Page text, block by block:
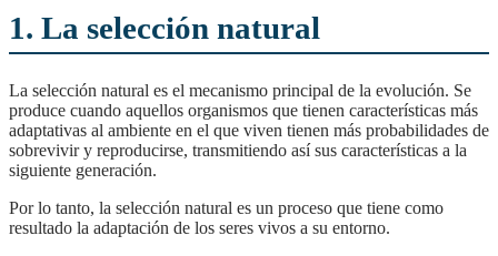
1. La selección natural
La selección natural es el mecanismo principal de la evolución. Se
produce cuando aquellos organismos que tienen características más
adaptativas al ambiente en el que viven tienen más probabilidades de
sobrevivir y reproducirse, transmitiendo así sus características a la
siguiente generación.
Por lo tanto, la selección natural es un proceso que tiene como
resultado la adaptación de los seres vivos a su entorno.